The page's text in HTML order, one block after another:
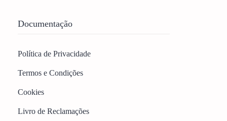
Documentação
Política de Privacidade
Termos e Condições
Cookies
Livro de Reclamações